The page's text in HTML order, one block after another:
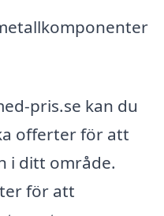
pris.se kan du
offerter för att
i ditt område.
för att